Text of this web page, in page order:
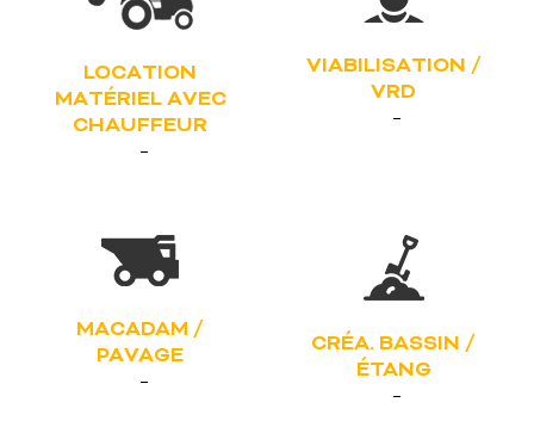
LOCATION
MATÉRIEL AVEC
CHAUFFEUR
VIABILISATION /
VRD
MACADAM /
PAVAGE
CRÉA. BASSIN /
ÉTANG